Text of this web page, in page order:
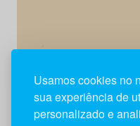
Usamos cookies no
sua experiência de
personalizado e